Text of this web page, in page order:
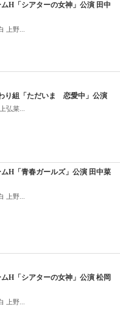
H「シアターの女神」公演 田中
上野...
り組「ただいま 恋愛中」公演
弘菜...
H「青春ガールズ」公演 田中菜
上野...
H「シアターの女神」公演 松岡
上野...